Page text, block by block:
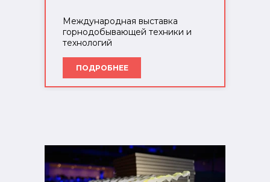
Международная выставка
горнодобывающей техники и
технологий
ПОДРОБНЕЕ